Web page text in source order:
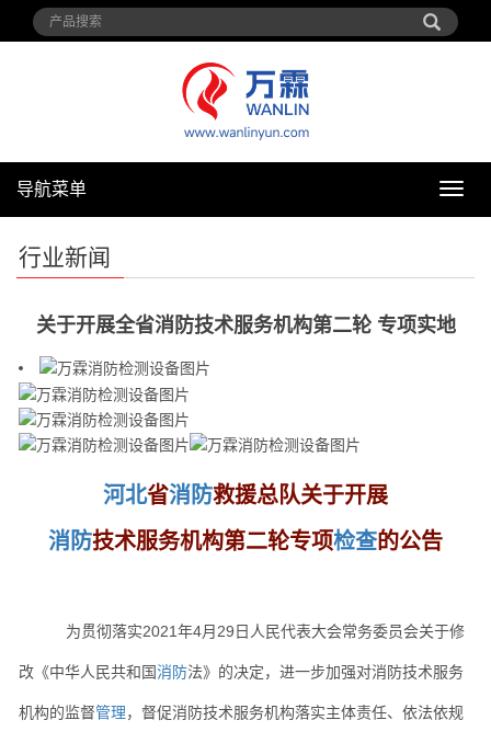
导
导航菜单
行业新闻
关于开展全省消防技术服务机构第二轮 专项实地
河北省消防救援总队关于开展
消防技术服务机构第二轮专项检查的公告
为贯彻落实2021年4月29日人民代表大会常务委员会关于修
改《中华人民共和国消防法》的决定，进一步加强对消防技术服务
机构的监督管理，督促消防技术服务机构落实主体责任、依法依规